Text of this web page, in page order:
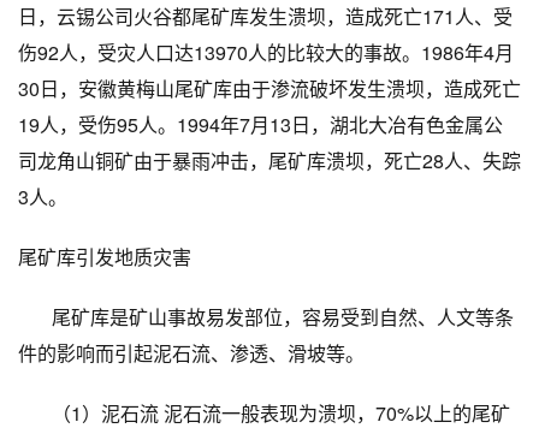
日，云锡公司火谷都尾矿库发生溃坝，造成死亡171人、受
伤92人，受灾人口达13970人的比较大的事故。 1986年4月
30日，安徽黄梅山尾矿库由于渗流破坏发生溃坝，造成死亡
19人，受伤95人。 1994年7月13日，湖北大冶有色金属公
司龙角山铜矿由于暴雨冲击，尾矿库溃坝，死亡28人、失踪
3人。
尾矿库引发地质灾害
尾矿库是矿山事故易发部位，容易受到自然、人文等条
件的影响而引起泥石流、渗透、滑坡等。
（1） 泥石流 泥石流一般表现为溃坝， 70%以上的尾矿